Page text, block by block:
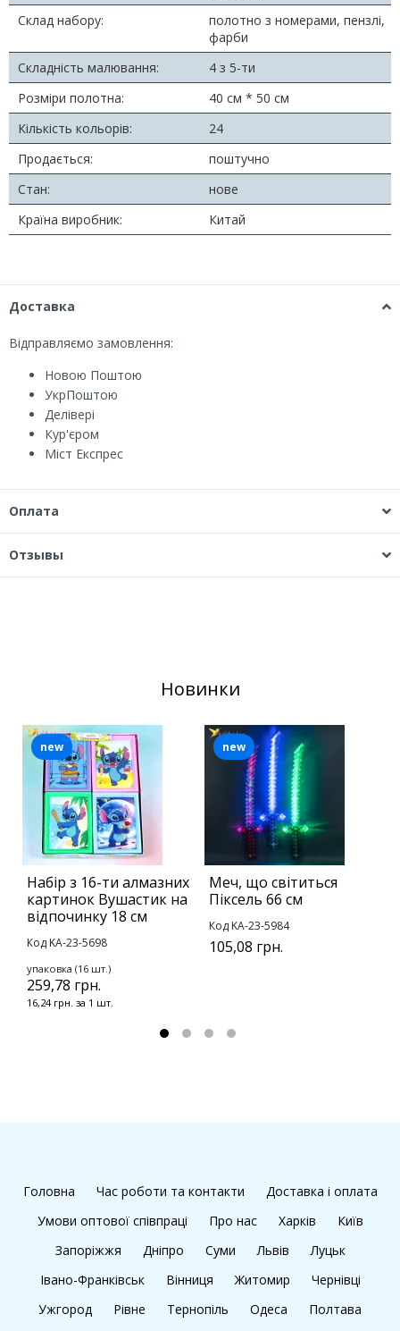
Склад набору:
полотно з номерами, пензлі,
фарби
Складність малювання:
4 з 5-ти
Розміри полотна:
40 см * 50 см
Кількість кольорів:
24
Продається:
поштучно
Стан:
нове
Країна виробник:
Китай
Доставка
Відправляємо замовлення:
Новою Поштою
УкрПоштою
Делівері
Кур'єром
Міст Експрес
Оплата
Отзывы
Новинки
Набір з 16-ти алмазних
картинок Вушастик на
відпочинку 18 см
Код KA-23-5698
упаковка (16 шт.)
259,78 грн.
16,24 грн. за 1 шт.
new
Меч, що світиться
Піксель 66 см
Код KA-23-5984
105,08 грн.
new
Головна Час роботи та контакти
Доставка і оплата
Умови оптової співпраці
Про нас Харків
Київ
Запоріжжя
Дніпро Суми Львів
Луцьк
Івано-Франківськ
Вінниця Житомир
Чернівці
Ужгород
Рівне Тернопіль Одеса Полтава